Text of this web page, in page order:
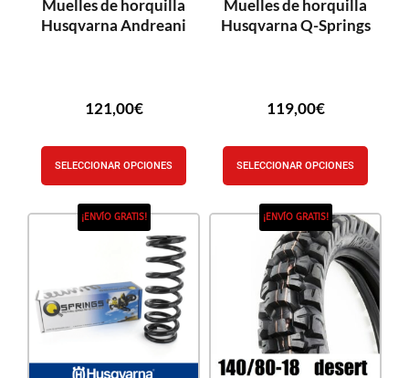
Muelles de horquilla
Husqvarna Andreani
121,00€
SELECCIONAR OPCIONES
Muelles de horquilla
Husqvarna Q-Springs
119,00€
SELECCIONAR OPCIONES
¡ENVÍO GRATIS! ¡ENVÍO GRATIS!